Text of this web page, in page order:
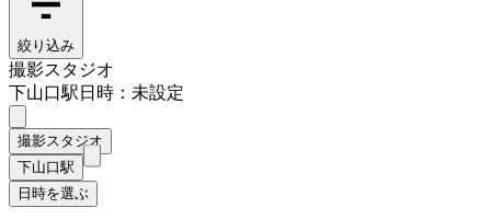
絞り込み
撮影スタジオ
下山口駅日時：未設定
撮影スタジオ
下山口駅
日時を選ぶ